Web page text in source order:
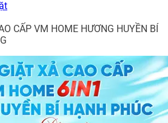
CẤP VM HOME HƯƠNG HUYỀN BÍ